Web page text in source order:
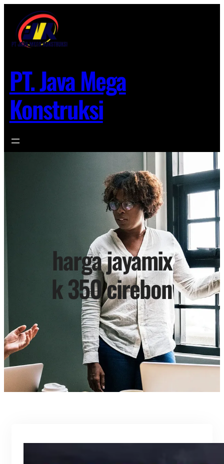
konten
PT. Java Mega
Konstruksi
harga jayamix
k 350 cirebon